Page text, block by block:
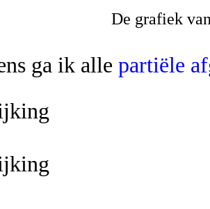
De grafiek
ga ik alle partiële